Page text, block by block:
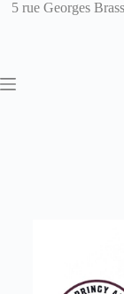
5 rue Georges